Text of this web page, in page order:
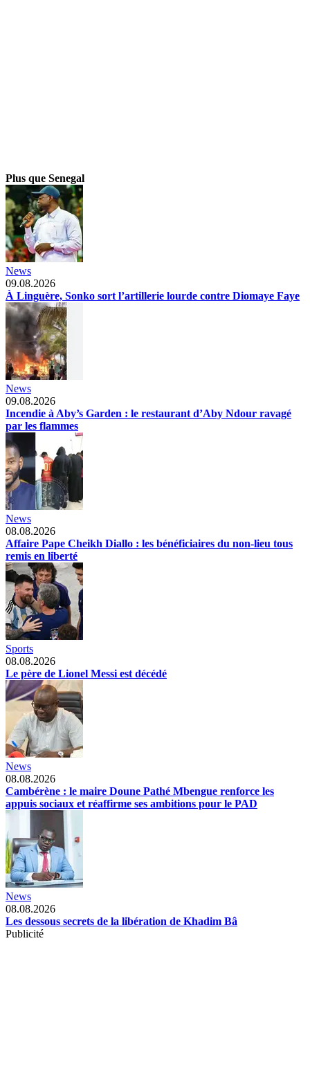
Plus que Senegal
News
09.08.2026
À Linguère, Sonko sort l’artillerie lourde contre Diomaye Faye
News
09.08.2026
Incendie à Aby’s Garden : le restaurant d’Aby Ndour ravagé
par les flammes
News
08.08.2026
Affaire Pape Cheikh Diallo : les bénéficiaires du non-lieu tous
remis en liberté
Sports
08.08.2026
Le père de Lionel Messi est décédé
News
08.08.2026
Cambérène : le maire Doune Pathé Mbengue renforce les
appuis sociaux et réaffirme ses ambitions pour le PAD
News
08.08.2026
Les dessous secrets de la libération de Khadim Bâ
Publicité